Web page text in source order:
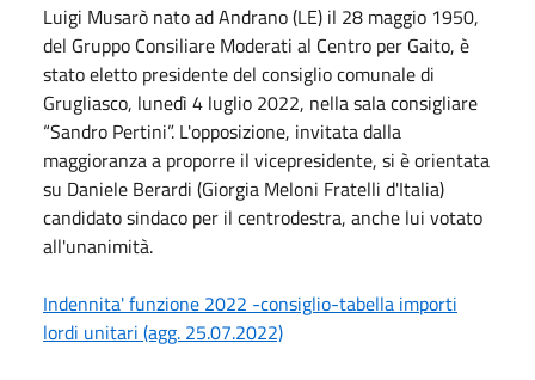
Luigi Musarò nato ad Andrano (LE) il 28 maggio 1950,
del Gruppo Consiliare Moderati al Centro per Gaito, è
stato eletto presidente del consiglio comunale di
Grugliasco, lunedì 4 luglio 2022, nella sala consigliare
“Sandro Pertini”. L'opposizione, invitata dalla
maggioranza a proporre il vicepresidente, si è orientata
su Daniele Berardi (Giorgia Meloni Fratelli d'Italia)
candidato sindaco per il centrodestra, anche lui votato
all'unanimità.
Indennita' funzione 2022 -consiglio-tabella importi
lordi unitari (agg. 25.07.2022)